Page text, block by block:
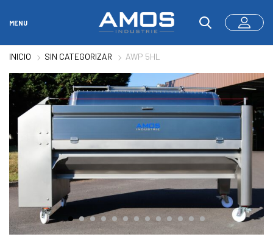
MENU
INICIO SIN CATEGORIZAR AWP 5HL